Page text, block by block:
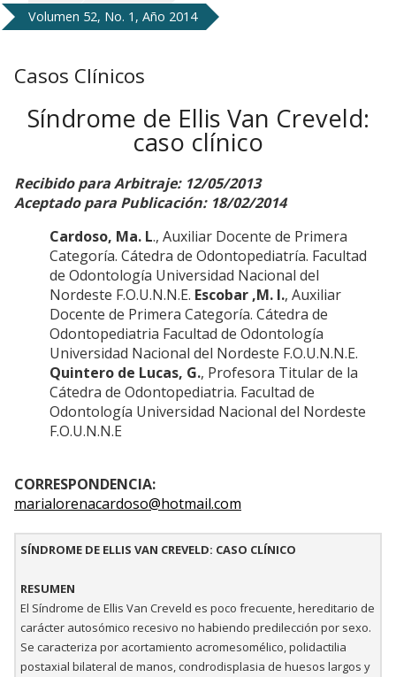
Volumen 52, No. 1, Año 2014
Casos Clínicos
Síndrome de Ellis Van Creveld:
caso clínico
Recibido para Arbitraje: 12/05/2013
Aceptado para Publicación: 18/02/2014
Cardoso, Ma. L., Auxiliar Docente de Primera
Categoría. Cátedra de Odontopediatría. Facultad
de Odontología Universidad Nacional del
Nordeste F.O.U.N.N.E. Escobar ,M. I., Auxiliar
Docente de Primera Categoría. Cátedra de
Odontopediatria Facultad de Odontología
Universidad Nacional del Nordeste F.O.U.N.N.E.
Quintero de Lucas, G., Profesora Titular de la
Cátedra de Odontopediatria. Facultad de
Odontología Universidad Nacional del Nordeste
F.O.U.N.N.E
CORRESPONDENCIA:
marialorenacardoso@hotmail.com
SÍNDROME DE ELLIS VAN CREVELD: CASO CLÍNICO
RESUMEN
El Síndrome de Ellis Van Creveld es poco frecuente, hereditario de
carácter autosómico recesivo no habiendo predilección por sexo.
Se caracteriza por acortamiento acromesomélico, polidactilia
postaxial bilateral de manos, condrodisplasia de huesos largos y